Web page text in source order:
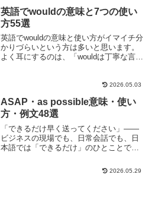
英語でwouldの意味と7つの使い
方55選
英語でwouldの意味と使い方がイマイチ分
かりづらいという方は多いと思います。
よく耳にするのは、「wouldは丁寧な言い
間違いではありませんが、「未来を表す
2026.05.03
ASAP・as possible意味・使い
方・例文48選
「できるだけ早く送ってください」――
ビジネスの現場でも、日常会話でも、日
本語では「できるだけ」のひとことで済
as possible" だけでなく、"ASAP"、"as
2026.05.29